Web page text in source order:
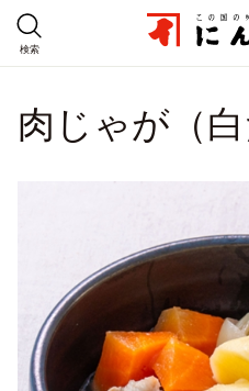
検索
ホーム
店舗情報
にんべんとは
肉じゃが（白